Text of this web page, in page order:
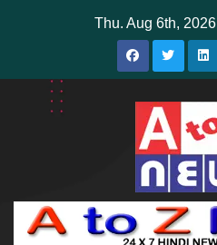
Thu. Aug 6th, 2026